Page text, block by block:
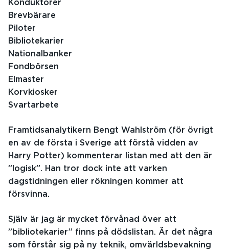
Konduktörer
Brevbärare
Piloter
Bibliotekarier
Nationalbanker
Fondbörsen
Elmaster
Korvkiosker
Svartarbete
Framtidsanalytikern Bengt Wahlström (för övrigt
en av de första i Sverige att förstå vidden av
Harry Potter) kommenterar listan med att den är
”logisk”. Han tror dock inte att varken
dagstidningen eller rökningen kommer att
försvinna.
Själv är jag är mycket förvånad över att
”bibliotekarier” finns på dödslistan. Är det några
som förstår sig på ny teknik, omvärldsbevakning